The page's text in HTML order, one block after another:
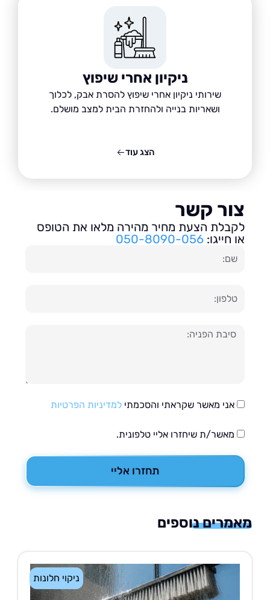
ניקיון אחרי שיפוץ
שירותי ניקיון אחרי שיפוץ להסרת אבק, לכלוך
ושאריות בנייה ולהחזרת הבית למצב מושלם.
קשר
הצעת מחיר מהירה מלאו את הטופס
חייגו:050-8090-056
אני מאשר שקראתי והסכמתילמדיניות הפרטיות
מאשר/ת שיחזרו אליי טלפונית.
תחזרו אליי
נוספים
ניקוי חלונות